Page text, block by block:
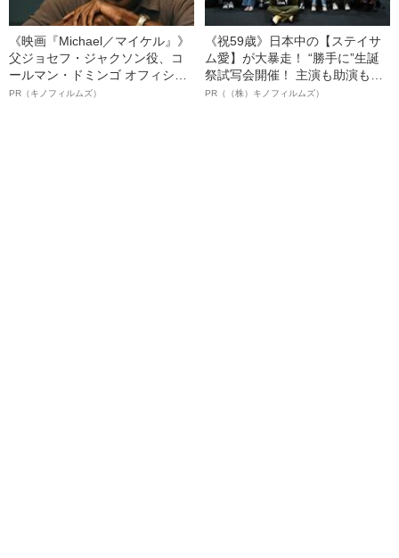
《映画『Michael／マイケル』》
父ジョセフ・ジャクソン役、コ
ールマン・ドミンゴ オフィシャ
ルインタビュー“観客を魅了した
PR（キノフィルムズ）
《祝59歳》日本中の【ステイサ
ム愛】が大暴走！ “勝手に”生誕
祭試写会開催！ 主演も助演も全
部ステイサム！「ステサミー
PR（（株）キノフィルムズ）